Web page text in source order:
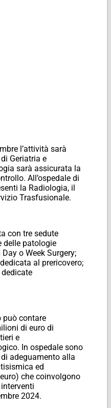
l’attività sarà
Geriatria e
sarà assicurata la
All’ospedale di
la Radiologia, il
Trasfusionale.
con tre sedute
delle patologie
o Week Surgery;
al prericovero;
può contare
di euro di
e
In ospedale sono
adeguamento alla
ed
che coinvolgono
2024.